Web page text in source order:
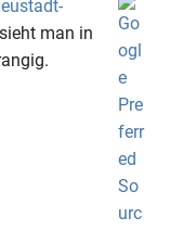
man in